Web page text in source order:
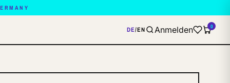
DE/EN Anmelden 0